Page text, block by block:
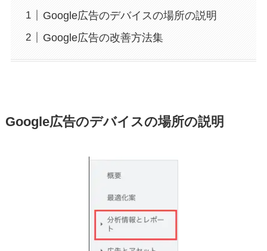
Google広告のデバイスの場所の説明
Google広告の改善方法集
Google広告のデバイスの場所の説明